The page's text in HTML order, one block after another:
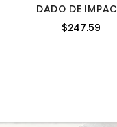
DADO DE
CUADRO DE 3/
PUNTAS EN
$247.59